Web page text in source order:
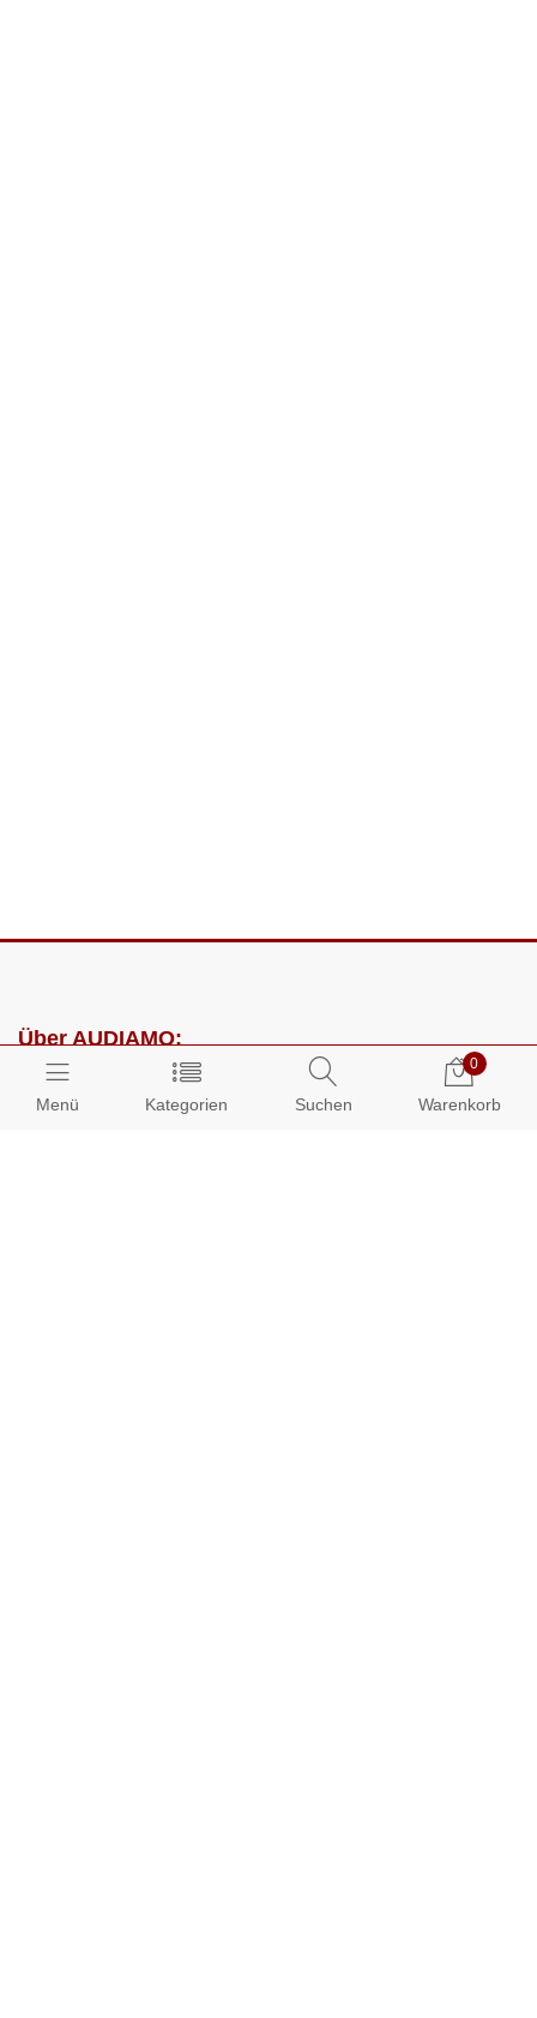
Menü Kategorien Suchen
0
Warenkorb
Über AUDIAMO:
Impressum